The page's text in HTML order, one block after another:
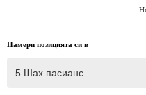
Намери позицията си в